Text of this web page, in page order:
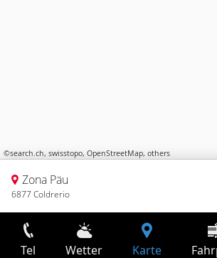
©search.ch, swisstopo, OpenStreetMap, others
Zona Päu
6877 Coldrerio
Tel Wetter Karte